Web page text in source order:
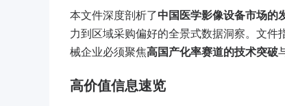
本文件深度剖析了中国医学影像设备市场的
力到区域采购偏好的全景式数据洞察。文
械企业必须聚焦高国产化率赛道的技术突破
高价值信息速览